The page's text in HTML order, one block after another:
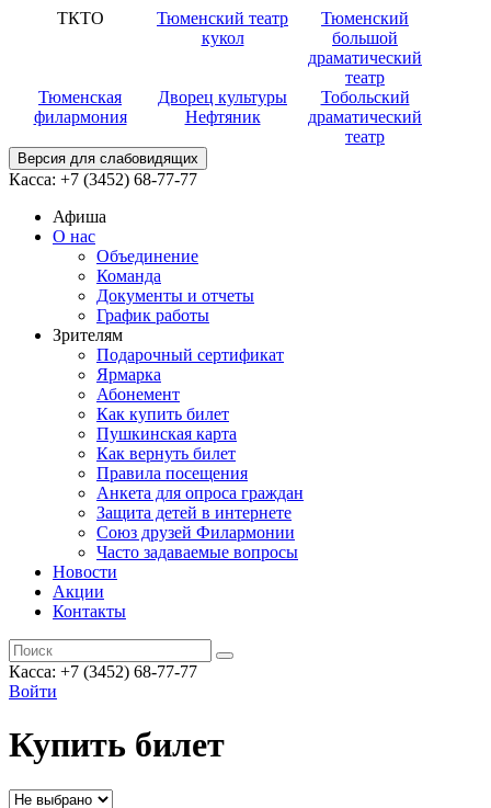
ТКТО
Тюменский театр
кукол
Тюменский
большой
драматический
театр
Тюменская
филармония
Дворец культуры
Нефтяник
Тобольский
драматический
театр
Версия для слабовидящих
Касса: +7 (3452) 68-77-77
Афиша
О нас
Объединение
Команда
Документы и отчеты
График работы
Зрителям
Подарочный сертификат
Ярмарка
Абонемент
Как купить билет
Пушкинская карта
Как вернуть билет
Правила посещения
Анкета для опроса граждан
Защита детей в интернете
Союз друзей Филармонии
Часто задаваемые вопросы
Новости
Акции
Контакты
Касса: +7 (3452) 68-77-77
Войти
Купить билет